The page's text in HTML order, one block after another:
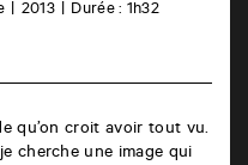
2013
Durée : 1h32
qu’on croit avoir tout vu.
cherche une image qui